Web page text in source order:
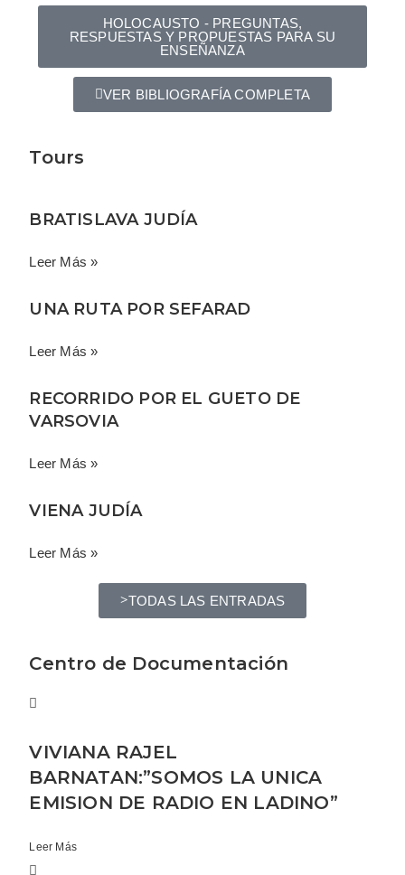
HOLOCAUSTO - PREGUNTAS,
RESPUESTAS Y PROPUESTAS PARA SU
ENSEÑANZA
VER BIBLIOGRAFÍA COMPLETA
Tours
BRATISLAVA JUDÍA
Leer Más »
UNA RUTA POR SEFARAD
Leer Más »
RECORRIDO POR EL GUETO DE
VARSOVIA
Leer Más »
VIENA JUDÍA
Leer Más »
TODAS LAS ENTRADAS
Centro de Documentación
VIVIANA RAJEL
BARNATAN:”SOMOS LA UNICA
EMISION DE RADIO EN LADINO”
Leer Más